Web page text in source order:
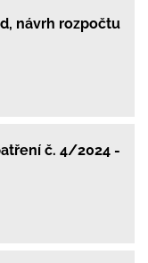
návrh rozpočtu
č. 4/2024 -